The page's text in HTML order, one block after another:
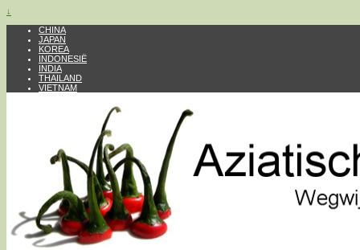
↓
CHINA
JAPAN
KOREA
INDONESIË
INDIA
THAILAND
VIETNAM